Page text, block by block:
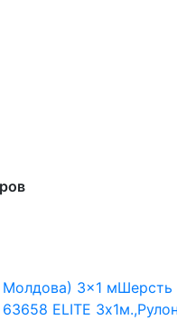
Молдова) 3x1 мШерсть
ELITE